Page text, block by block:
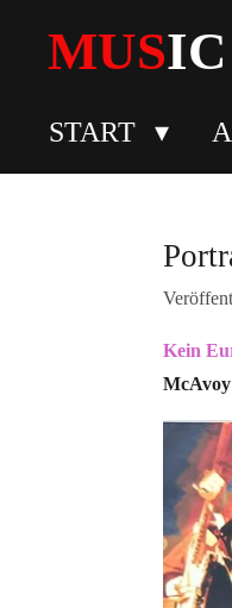
Hauptinhalt
MUS
START
Kein
McAvoy